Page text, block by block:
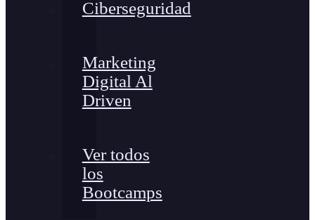
Ciberseguridad
Marketing
Digital Al
Driven
Ver todos
los
Bootcamps